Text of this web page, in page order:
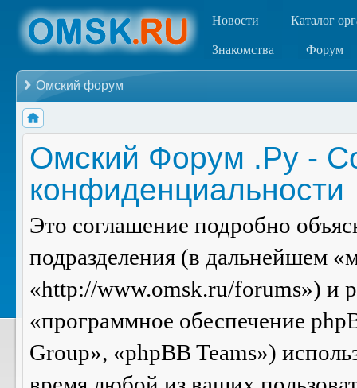
Новости Каталог
Знакомства Форум
Омский форум
Омский Форум .Ру -
конфиденциальности
Это соглашение подробно
подразделения (в дальнейшем
«http://www.omsk.ru/forums») и
«программное обеспечение
Group», «phpBB Teams»)